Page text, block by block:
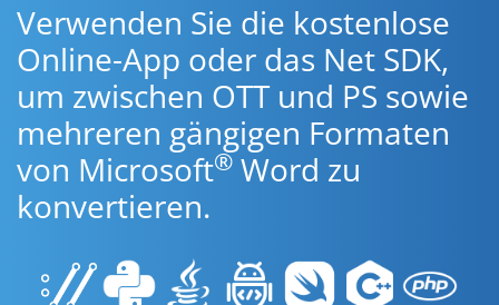
Verwenden Sie die kostenlose
Online-App oder das Net SDK,
um zwischen OTT und PS sowie
mehreren gängigen Formaten
von Microsoft® Word zu
konvertieren.